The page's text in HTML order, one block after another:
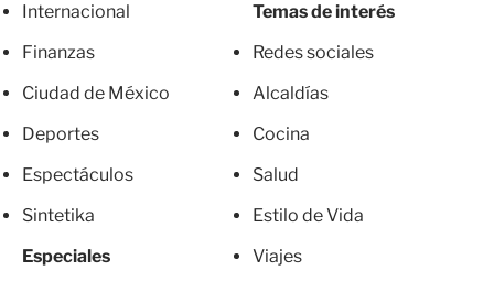
Internacional
Finanzas
Ciudad de México
Deportes
Espectáculos
Sintetika
Especiales
Temas de interés
Redes sociales
Alcaldías
Cocina
Salud
Estilo de Vida
Viajes